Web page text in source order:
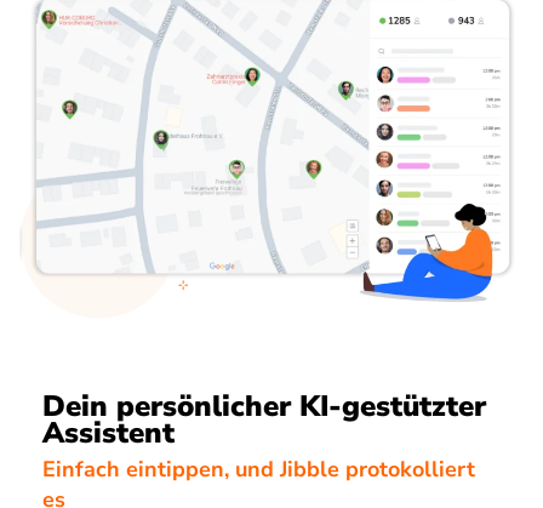
Dein persönlicher KI-gestützter
Assistent
Einfach eintippen, und Jibble protokolliert
es